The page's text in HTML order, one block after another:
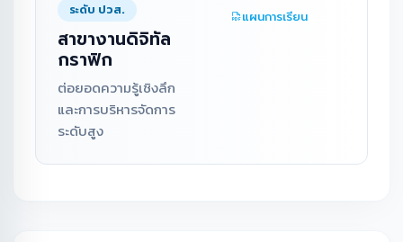
ระดับ ปวส.
สาขางานดิจิทัล
กราฟิก
ต่อยอดความรู้เชิงลึก
และการบริหารจัดการ
ระดับสูง
แผนการเรียน